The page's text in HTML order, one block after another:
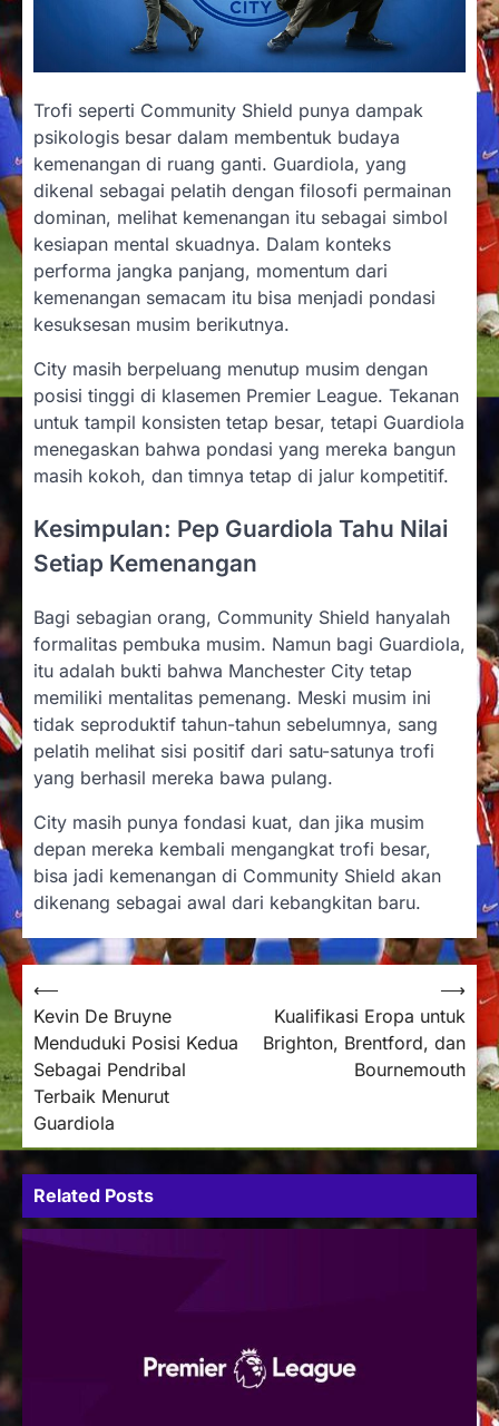
Trofi seperti Community Shield punya dampak
psikologis besar dalam membentuk budaya
kemenangan di ruang ganti. Guardiola, yang
dikenal sebagai pelatih dengan filosofi permainan
dominan, melihat kemenangan itu sebagai simbol
kesiapan mental skuadnya. Dalam konteks
performa jangka panjang, momentum dari
kemenangan semacam itu bisa menjadi pondasi
kesuksesan musim berikutnya.
City masih berpeluang menutup musim dengan
posisi tinggi di klasemen Premier League. Tekanan
untuk tampil konsisten tetap besar, tetapi Guardiola
menegaskan bahwa pondasi yang mereka bangun
masih kokoh, dan timnya tetap di jalur kompetitif.
Kesimpulan: Pep Guardiola Tahu Nilai
Setiap Kemenangan
Bagi sebagian orang, Community Shield hanyalah
formalitas pembuka musim. Namun bagi Guardiola,
itu adalah bukti bahwa Manchester City tetap
memiliki mentalitas pemenang. Meski musim ini
tidak seproduktif tahun-tahun sebelumnya, sang
pelatih melihat sisi positif dari satu-satunya trofi
yang berhasil mereka bawa pulang.
City masih punya fondasi kuat, dan jika musim
depan mereka kembali mengangkat trofi besar,
bisa jadi kemenangan di Community Shield akan
dikenang sebagai awal dari kebangkitan baru.
Post
navigation
⟵
Kevin De Bruyne
Menduduki Posisi Kedua
Sebagai Pendribal
Terbaik Menurut
Guardiola
Kualifikasi Eropa untuk
Brighton, Brentford, dan
Bournemouth
⟶
Related Posts